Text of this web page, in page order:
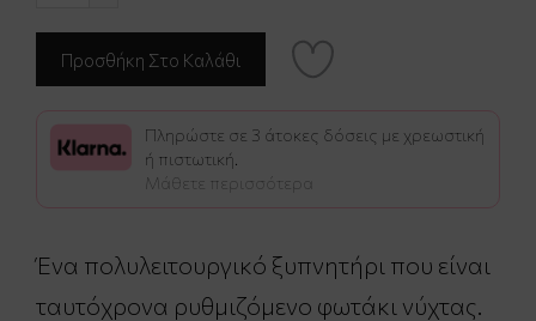
Πληρώστε σε 3 άτοκες δόσεις με χρεωστική
ή πιστωτική.
Μάθετε περισσότερα
Ένα πολυλειτουργικό ξυπνητήρι που είναι
ταυτόχρονα ρυθμιζόμενο φωτάκι νύχτας.